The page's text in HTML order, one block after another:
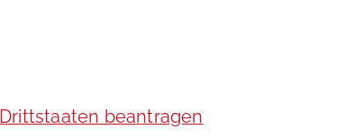
beantragen